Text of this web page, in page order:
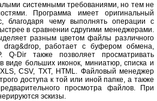
системными требованиями, но тем не
Программа имеет оригинальный
благодаря чему выполнять операции с
в сравнении сдругими менеджерами.
разным цветом файлы различного
drag&drop, работает с буфером обмена,
Q-Dir также позволяет просматривать
виде больших иконок, миниатюр, списка и
CSV, TXT, HTML. Файловый менеджер
доступа к той или иной папке, а также
просмотра файлов. При
эскизы.